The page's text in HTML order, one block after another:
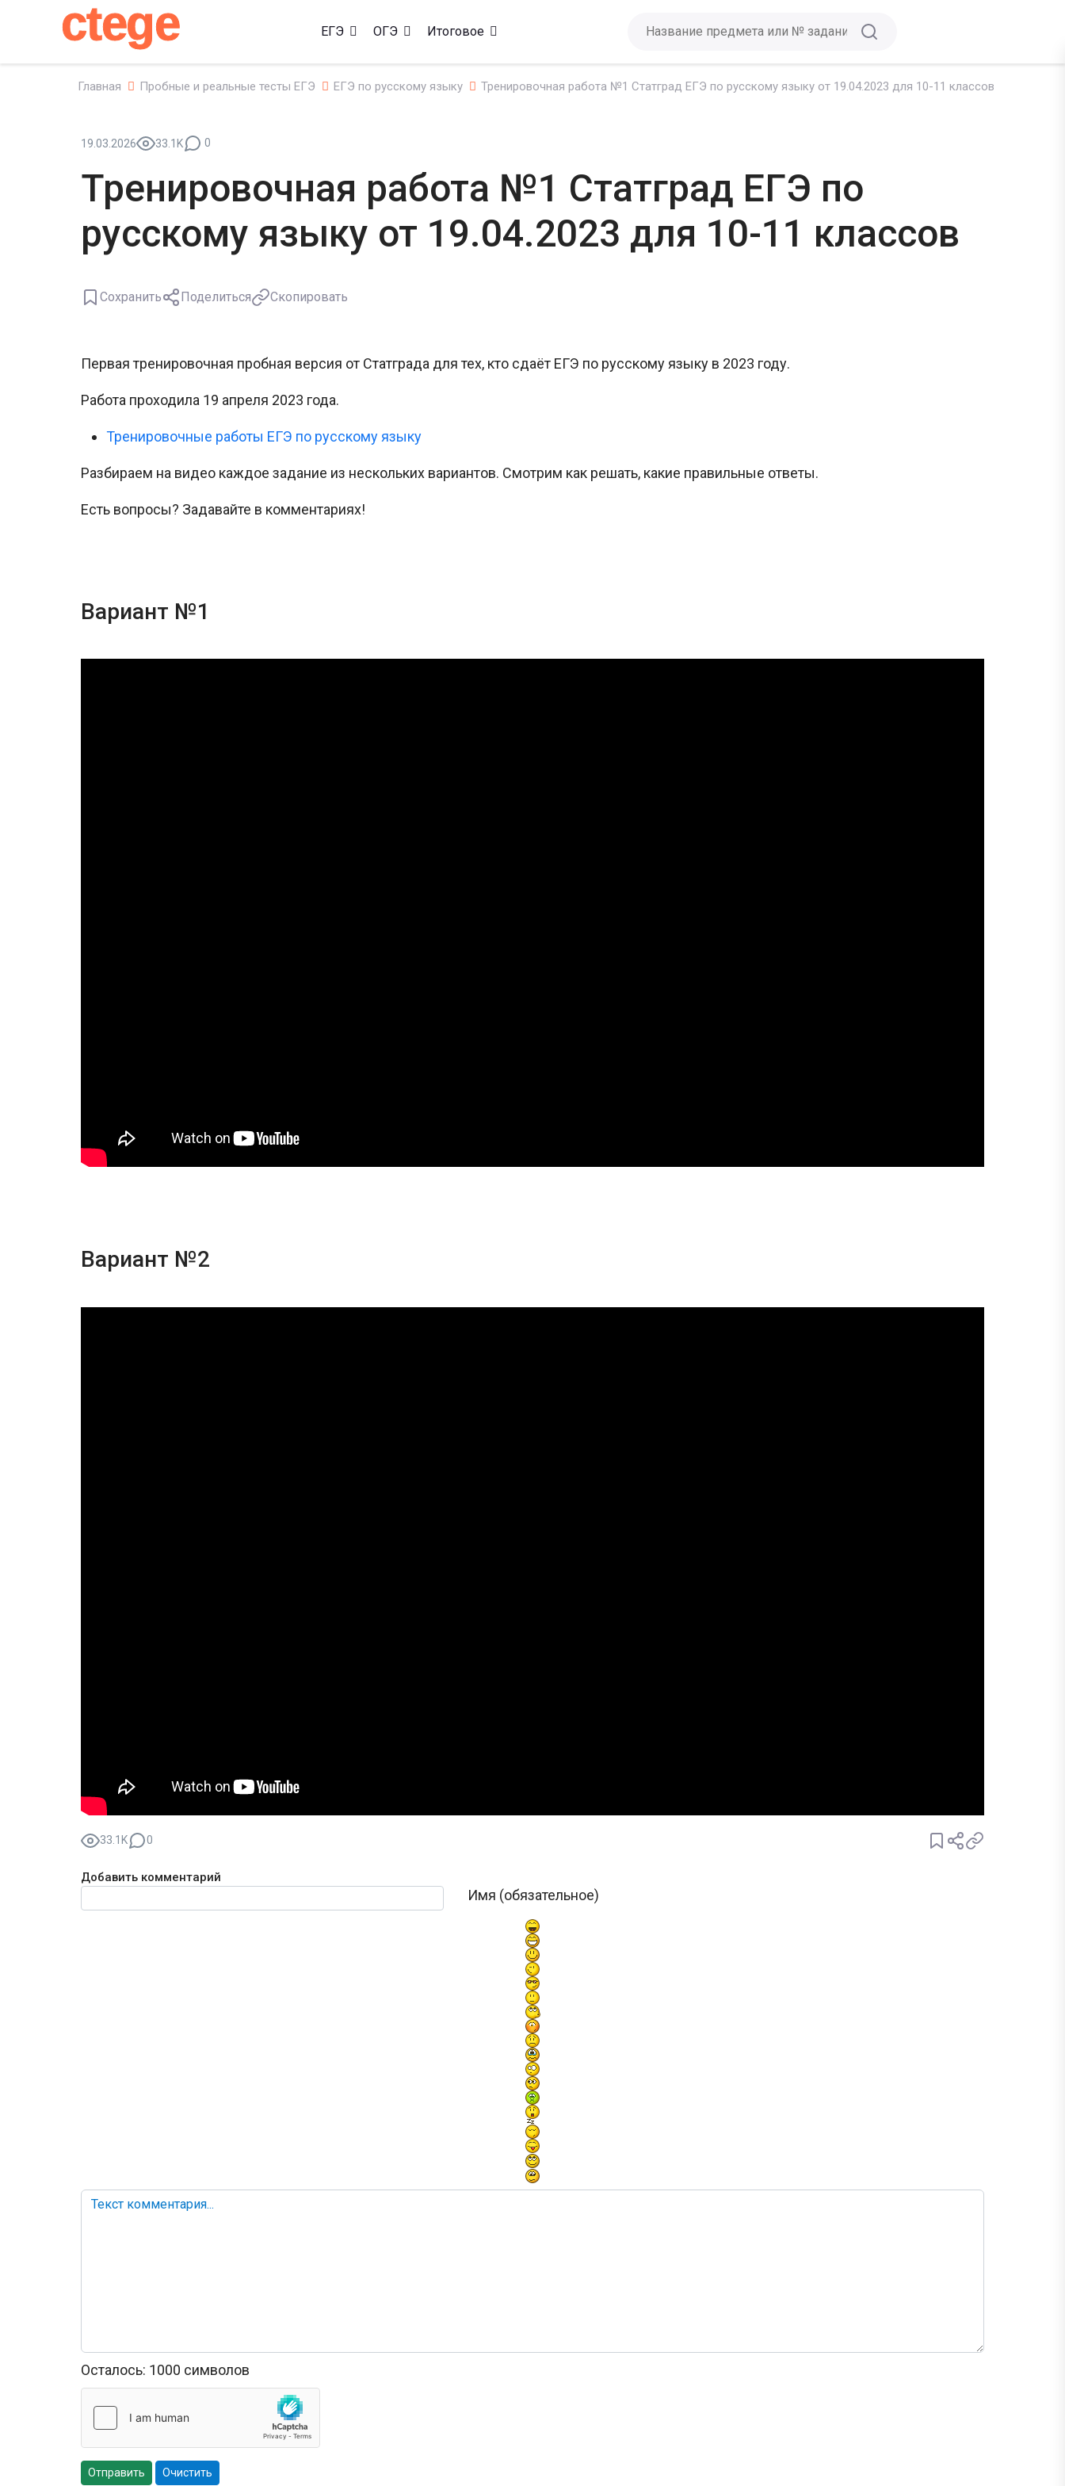
ctege ЕГЭ ОГЭ Итоговое
Главная Пробные и реальные тесты ЕГЭ ЕГЭ по русскому языку Тренировочная работа №1 Статград ЕГЭ по русскому языку от 19.04.2023 для 10-11 классов
19.03.2026 33.1K 0
Тренировочная работа №1 Статград ЕГЭ по
русскому языку от 19.04.2023 для 10-11 классов
Сохранить Поделиться Скопировать
Первая тренировочная пробная версия от Статграда для тех, кто сдаёт ЕГЭ по русскому языку в 2023 году.
Работа проходила 19 апреля 2023 года.
Тренировочные работы ЕГЭ по русскому языку
Разбираем на видео каждое задание из нескольких вариантов. Смотрим как решать, какие правильные ответы.
Есть вопросы? Задавайте в комментариях!
Вариант №1
Вариант №2
33.1K 0
Добавить комментарий
Имя (обязательное)
Текст комментария
Осталось: 1000 символов
Отправить Очистить